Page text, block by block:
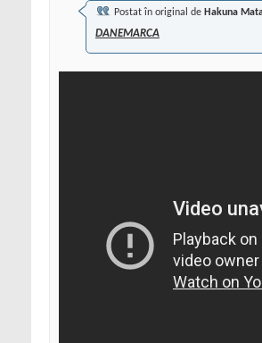
Postat în original de Hakuna
DANEMARCA